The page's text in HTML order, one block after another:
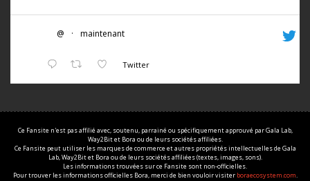
@ · maintenant
Twitter
Ce Fansite n'est pas affilié avec, soutenu, parrainé ou spécifiquement approuvé par Gala Lab,
Way2Bit et Bora ou de leurs sociétés affiliées.
Ce Fansite peut utiliser les marques de commerce et autres propriétés intellectuelles de Gala
Lab, Way2Bit et Bora ou de leurs sociétés affiliées (textes, images, sons).
Les informations trouvées sur ce Fansite sont non-officielles.
Pour trouver les informations officielles Bora, merci de bien vouloir visiter boraecosystem.com.